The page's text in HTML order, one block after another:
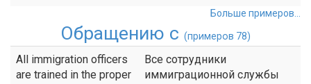
Больше примеров...
Обращению с (примеров 78)
All immigration officers
are trained in the proper
Все сотрудники
иммиграционной службы